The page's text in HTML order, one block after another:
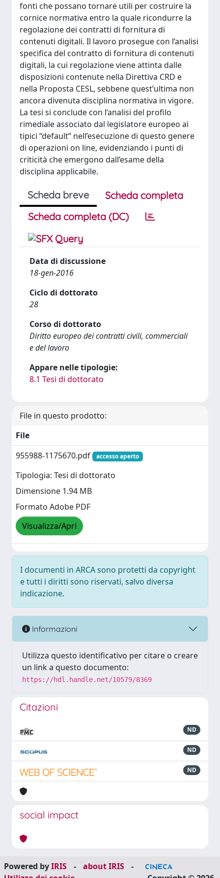
fonti che possano tornare utili per costruire la
cornice normativa entro la quale ricondurre la
regolazione dei contratti di fornitura di
contenuti digitali. Il lavoro prosegue con l’analisi
specifica del contratto di fornitura di contenuti
digitali, la cui regolazione viene attinta dalle
disposizioni contenute nella Direttiva CRD e
nella Proposta CESL, sebbene quest’ultima non
ancora divenuta disciplina normativa in vigore.
La tesi si conclude con l’analisi del profilo
rimediale associato dal legislatore europeo ai
tipici “default” nell’esecuzione di questo genere
di operazioni on line, evidenziando i punti di
criticità che emergono dall’esame della
disciplina applicabile.
Scheda breve
Scheda completa
Scheda completa (DC)
Data di discussione
18-gen-2016
Ciclo di dottorato
28
Corso di dottorato
Diritto europeo dei contratti civili, commerciali
e del lavoro
Appare nelle tipologie:
8.1 Tesi di dottorato
File in questo prodotto:
File
955988-1175670.pdf
accesso aperto
Tipologia: Tesi di dottorato
Dimensione 1.94 MB
Formato Adobe PDF
Visualizza/Apri
I documenti in ARCA sono protetti da copyright
e tutti i diritti sono riservati, salvo diversa
indicazione.
Informazioni
Utilizza questo identificativo per citare o creare
un link a questo documento:
https://hdl.handle.net/10579/8369
Citazioni
ND
ND
ND
social impact
Powered byIRIS - about IRIS
-